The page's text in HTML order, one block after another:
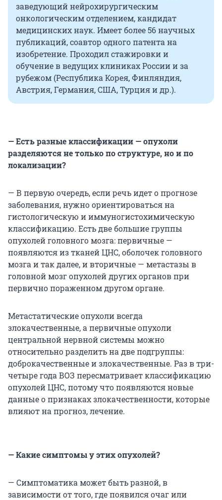
заведующий нейрохирургическим
онкологическим отделением, кандидат
медицинских наук. Имеет более 56 научных
публикаций, соавтор одного патента на
изобретение. Проходил стажировки и
обучение в ведущих клиниках России и за
рубежом (Республика Корея, Финляндия,
Австрия, Германия, США, Турция и др.).
— Есть разные классификации — опухоли
разделяются не только по структуре, но и по
локализации?
— В первую очередь, если речь идет о прогнозе
заболевания, нужно ориентироваться на
гистологическую и иммуногистохимическую
классификацию. Есть две большие группы
опухолей головного мозга: первичные —
появляются из тканей ЦНС, оболочек головного
мозга и так далее, и вторичные — метастазы в
головной мозг опухолей других органов при
первично пораженном другом органе.
Метастатические опухоли всегда
злокачественные, а первичные опухоли
центральной нервной системы можно
относительно разделить на две подгруппы:
доброкачественные и злокачественные. Раз в три-
четыре года ВОЗ пересматривает классификацию
опухолей ЦНС, потому что появляются новые
данные о признаках злокачественности, которые
влияют на прогноз, лечение.
— Какие симптомы у этих опухолей?
— Симптоматика может быть разной, в
зависимости от того, где появился очаг или